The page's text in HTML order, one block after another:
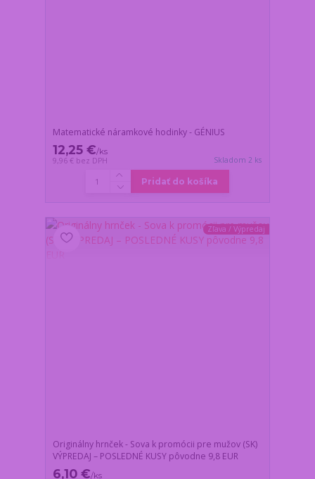
Matematické náramkové hodinky - GÉNIUS
12,25 €/ks
9,96 € bez DPH Skladom 2 ks
Pridať do košíka
Zľava / Výpredaj
Originálny hrnček - Sova k promócii pre mužov (SK)
VÝPREDAJ – POSLEDNÉ KUSY pôvodne 9,8 EUR
6,10 €/ks